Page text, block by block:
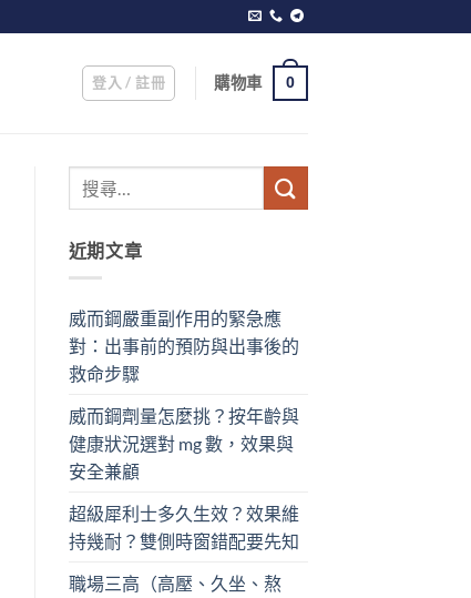
登入 / 註冊 購物車 0
近期文章
威而鋼嚴重副作用的緊急應
對：出事前的預防與出事後的
救命步驟
威而鋼劑量怎麼挑？按年齡與
健康狀況選對 mg 數，效果與
安全兼顧
超級犀利士多久生效？效果維
持幾耐？雙側時窗錯配要先知
職場三高（高壓、久坐、熬